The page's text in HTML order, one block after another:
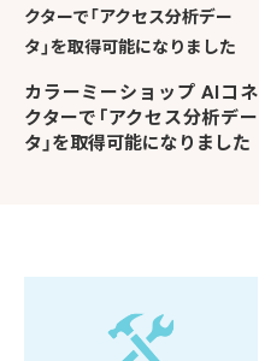
カラーミーショップ AIコネ
クターで「アクセス分析デー
タ」を取得可能になりました